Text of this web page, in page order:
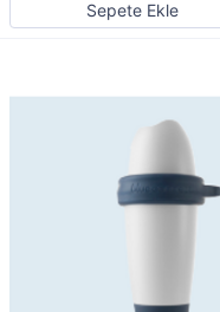
Sepete Ekle